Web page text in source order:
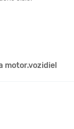
motor.vozidiel